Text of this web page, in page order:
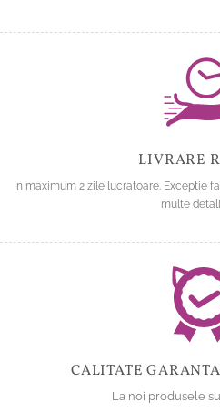
LIVRARE
In maximum 2 zile lucratoare. Exceptie
multe
CALITATE
La noi produsele